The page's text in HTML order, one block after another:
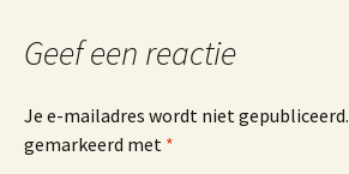
Geef een reactie
Je e-mailadres wordt niet gepubliceerd.
gemarkeerd met *